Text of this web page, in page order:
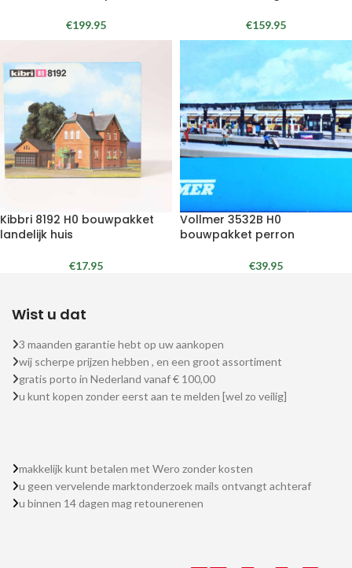
€199.95 €159.95
Kibbri 8192 H0 bouwpakket
landelijk huis
€17.95
Vollmer 3532B H0
bouwpakket perron
€39.95
Wist u dat
3 maanden garantie hebt op uw aankopen
wij scherpe prijzen hebben , en een groot assortiment
gratis porto in Nederland vanaf € 100,00
u kunt kopen zonder eerst aan te melden [wel zo veilig]
makkelijk kunt betalen met Wero zonder kosten
u geen vervelende marktonderzoek mails ontvangt achteraf
u binnen 14 dagen mag retounerenen